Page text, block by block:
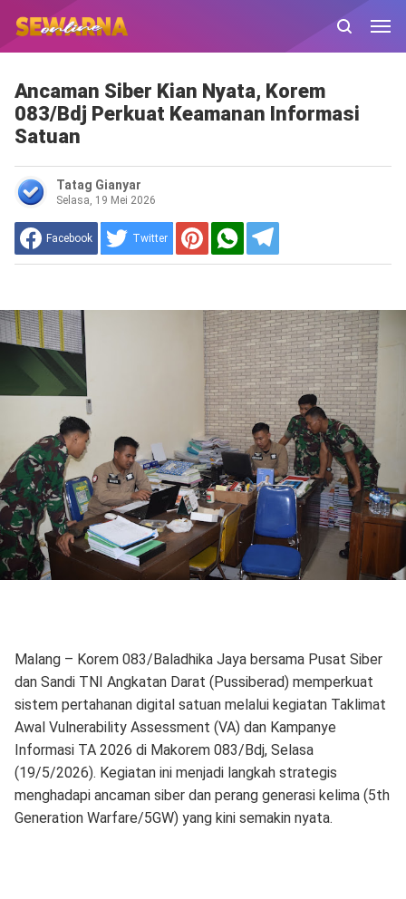
Ancaman Siber Kian Nyata, Korem
083/Bdj Perkuat Keamanan Informasi
Satuan
Tatag Gianyar
Selasa, 19 Mei 2026
Facebook Twitter
Malang – Korem 083/Baladhika Jaya bersama Pusat Siber
dan Sandi TNI Angkatan Darat (Pussiberad) memperkuat
sistem pertahanan digital satuan melalui kegiatan Taklimat
Awal Vulnerability Assessment (VA) dan Kampanye
Informasi TA 2026 di Makorem 083/Bdj, Selasa
(19/5/2026). Kegiatan ini menjadi langkah strategis
menghadapi ancaman siber dan perang generasi kelima (5th
Generation Warfare/5GW) yang kini semakin nyata.